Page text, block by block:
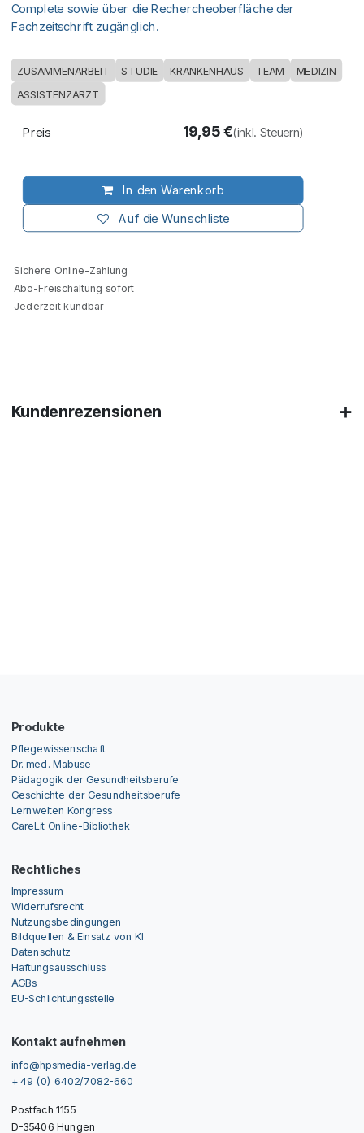
Complete sowie über die Rechercheoberfläche der
Fachzeitschrift zugänglich.
ZUSAMMENARBEIT STUDIE KRANKENHAUS TEAM
MEDIZIN
ASSISTENZARZT
In den Warenkorb
Auf die Wunschliste
Preis 19,95€(inkl. Steuern)
Sichere Online-Zahlung
Abo-Freischaltung sofort
Jederzeit kündbar
Kundenrezensionen
Produkte
Pflegewissenschaft
Dr. med. Mabuse
Pädagogik der Gesundheitsberufe
Geschichte der Gesundheitsberufe
Lernwelten Kongress
CareLit Online-Bibliothek
Rechtliches
Impressum
Widerrufsrecht
Nutzungsbedingungen
Bildquellen & Einsatz von KI
Datenschutz
Haftungsausschluss
AGBs
EU-Schlichtungsstelle
Kontakt aufnehmen
info@hpsmedia-verlag.de
+ 49 (0) 6402/7082-660
Postfach 1155
D-35406 Hungen